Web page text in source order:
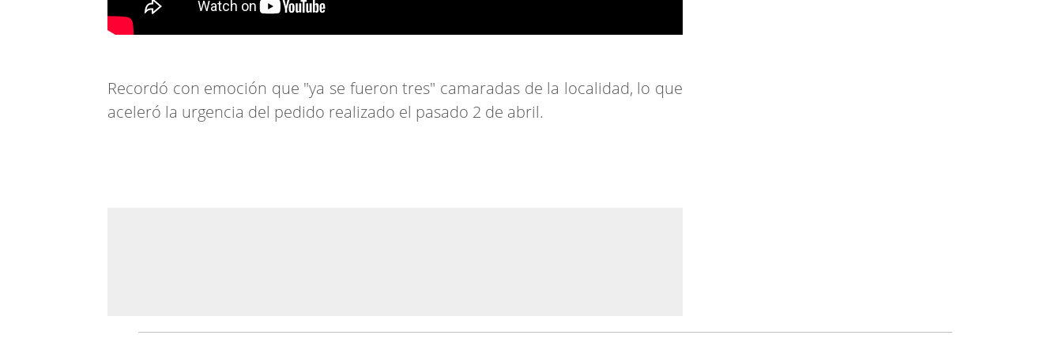
Recordó con emoción que "ya se fueron tres" camaradas de la localidad, lo que
aceleró la urgencia del pedido realizado el pasado 2 de abril.